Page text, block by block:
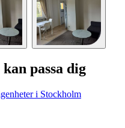
passa dig
i Stockholm